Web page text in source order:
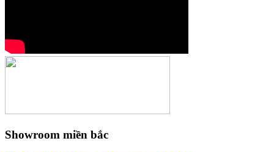
Showroom miền bắc